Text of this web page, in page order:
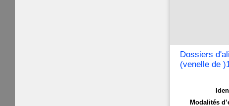
Dossiers
(venelle de
Modalités